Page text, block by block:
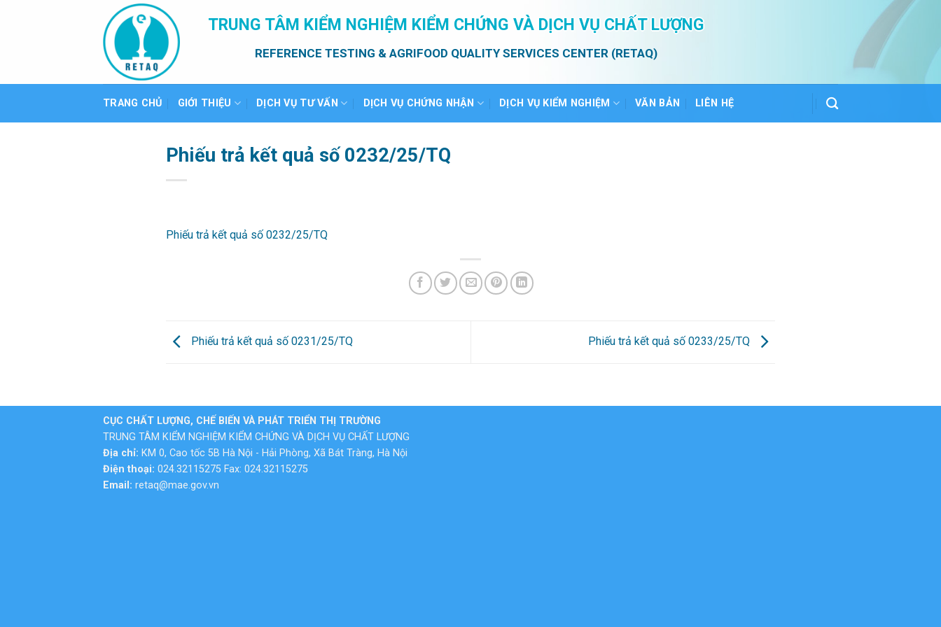
TRUNG TÂM KIỂM NGHIỆM KIỂM CHỨNG VÀ DỊCH VỤ CHẤT LƯỢNG
REFERENCE TESTING & AGRIFOOD QUALITY SERVICES CENTER (RETAQ)
TRANG CHỦ GIỚI THIỆU DỊCH VỤ TƯ VẤN DỊCH VỤ CHỨNG NHẬN DỊCH VỤ KIỂM NGHIỆM VĂN BẢN LIÊN HỆ
Phiếu trả kết quả số 0232/25/TQ
Phiếu trả kết quả số 0232/25/TQ
Phiếu trả kết quả số 0231/25/TQ Phiếu trả kết quả số 0233/25/TQ
CỤC CHẤT LƯỢNG, CHẾ BIẾN VÀ PHÁT TRIỂN THỊ TRƯỜNG
TRUNG TÂM KIỂM NGHIỆM KIỂM CHỨNG VÀ DỊCH VỤ CHẤT LƯỢNG
Địa chỉ: KM 0, Cao tốc 5B Hà Nội - Hải Phòng, Xã Bát Tràng, Hà Nội
Điện thoại: 024.32115275 Fax: 024.32115275
Email: retaq@mae.gov.vn